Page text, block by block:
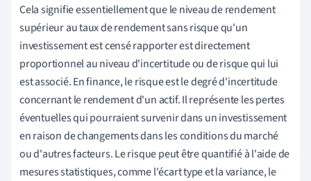
Cela signifie essentiellement que le niveau de rendement
supérieur au taux de rendement sans risque qu'un
investissement est censé rapporter est directement
proportionnel au niveau d'incertitude ou de risque qui lui
est associé. En finance, le risque est le degré d'incertitude
concernant le rendement d'un actif. Il représente les pertes
éventuelles qui pourraient survenir dans un investissement
en raison de changements dans les conditions du marché
ou d'autres facteurs. Le risque peut être quantifié à l'aide de
mesures statistiques, comme l'écart type et la variance, le